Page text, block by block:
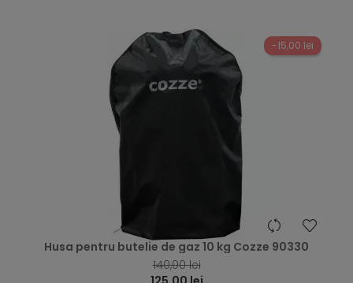
-15,00 lei
Husa pentru butelie de gaz 10 kg Cozze 90330
140,00 lei